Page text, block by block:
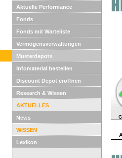
Aktuelle Performance
Fonds
Fonds mit Warteliste
Vermögensverwaltungen
Musterdepots
Infomaterial bestellen
Discount Depot eröffnen
Research & Wissen
AKTUELLES
News
WISSEN
Lexikon